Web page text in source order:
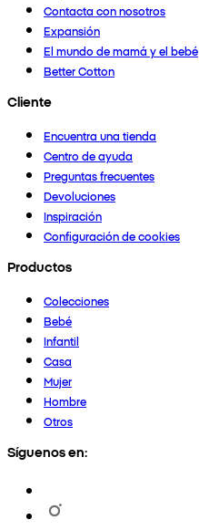
Contacta con nosotros
Expansión
El mundo de mamá y el bebé
Better Cotton
Cliente
Encuentra una tienda
Centro de ayuda
Preguntas frecuentes
Devoluciones
Inspiración
Configuración de cookies
Productos
Colecciones
Bebé
Infantil
Casa
Mujer
Hombre
Otros
Síguenos en: